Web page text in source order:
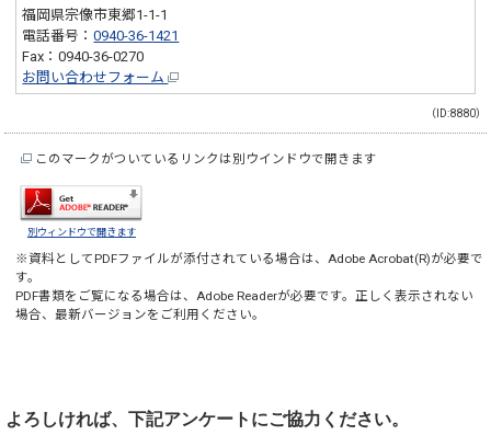
福岡県宗像市東郷1-1-1
電話番号：0940-36-1421
Fax：0940-36-0270
お問い合わせフォーム
（ID:8880）
このマークがついているリンクは別ウインドウで開きます
別ウィンドウで開きます
※資料としてPDFファイルが添付されている場合は、Adobe Acrobat(R)が必要で
す。
PDF書類をご覧になる場合は、Adobe Readerが必要です。正しく表示されない
場合、最新バージョンをご利用ください。